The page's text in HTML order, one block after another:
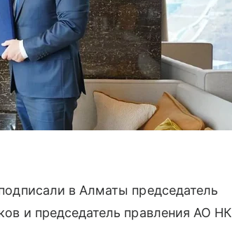
в Алматы председатель
и председатель правления АО НК